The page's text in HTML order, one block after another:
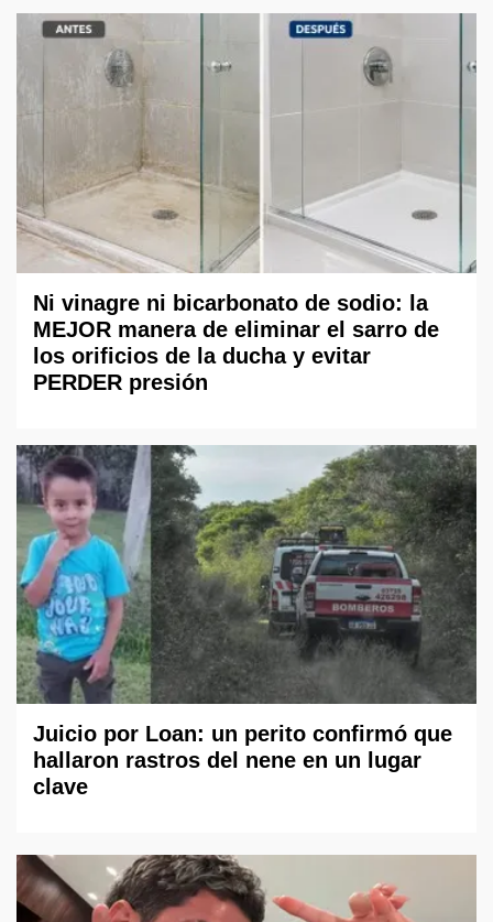
Ni vinagre ni bicarbonato de sodio: la
MEJOR manera de eliminar el sarro de
los orificios de la ducha y evitar
PERDER presión
Juicio por Loan: un perito confirmó que
hallaron rastros del nene en un lugar
clave